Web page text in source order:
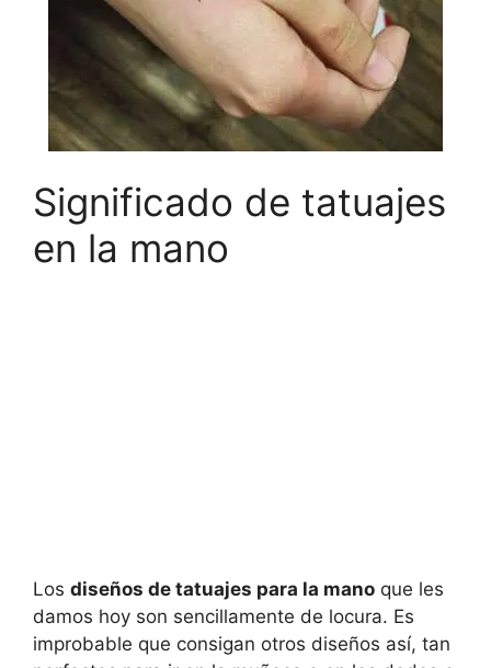
Significado de tatuajes
en la mano
Los diseños de tatuajes para la mano que les
damos hoy son sencillamente de locura. Es
improbable que consigan otros diseños así, tan